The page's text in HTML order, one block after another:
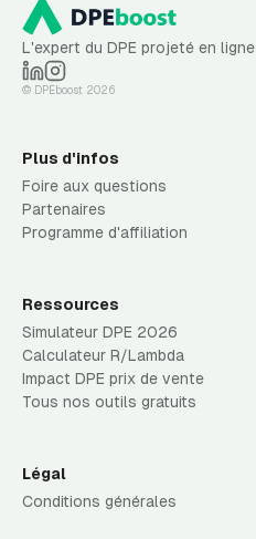
L'expert du DPE projeté en ligne
© DPEboost 2026
Plus d'infos
Foire aux questions
Partenaires
Programme d'affiliation
Ressources
Simulateur DPE 2026
Calculateur R/Lambda
Impact DPE prix de vente
Tous nos outils gratuits
Légal
Conditions générales